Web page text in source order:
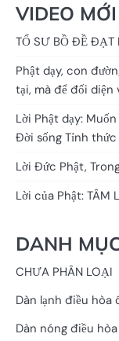
VIDEO MỚI
TỔ SƯ BỒ ĐỀ ĐẠT
Phật dạy, con
tại, mà để đối diện
Lời Phật dạy:
Đời sống Tỉnh thức
Lời Đức Phật,
Lời của Phật: TÂM
DANH
CHƯA PHÂN LOẠI
Dàn lạnh điều hòa
Dàn nóng điều